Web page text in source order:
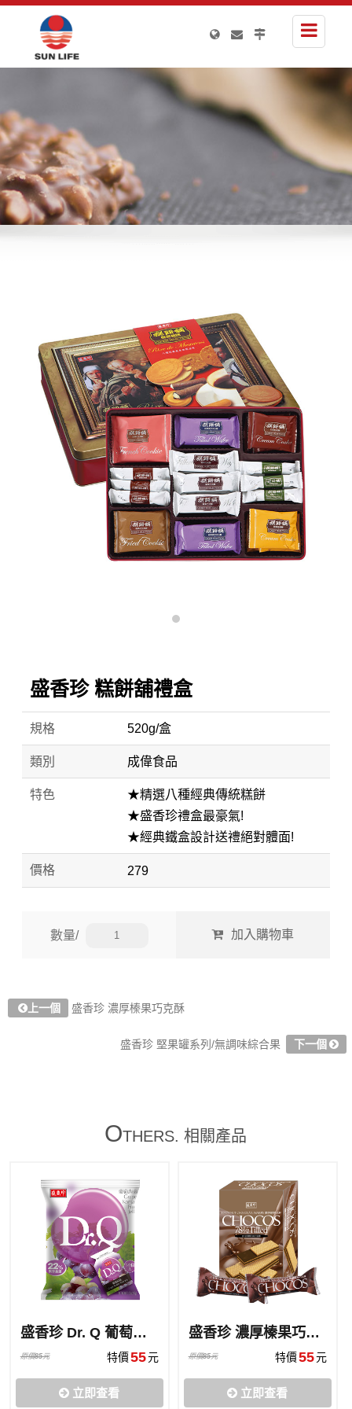
盛香珍 糕餅舖禮盒
規格 520g/盒
類別 成偉食品
特色
★精選八種經典傳統糕餅
★盛香珍禮盒最豪氣!
★經典鐵盒設計送禮絕對體面!
價格 279
數量/
上一個 盛香珍 濃厚榛果巧克酥
盛香珍 堅果罐系列/無調味綜合果 下一個
OTHERS. 相關產品
盛香珍 Dr. Q 葡萄蒟蒻
原價85元 特價55元
立即查看
盛香珍 濃厚榛果巧克酥
原價85元 特價55元
立即查看